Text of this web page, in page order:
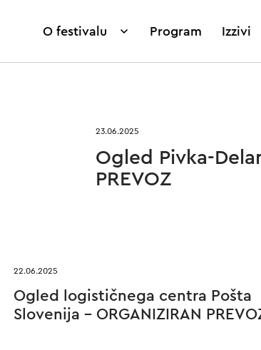
O festivalu Program Izzivi
23.06.2025
Ogled Pivka-
PREVOZ
22.06.2025
Ogled logističnega centra Pošta
Slovenija – ORGANIZIRAN